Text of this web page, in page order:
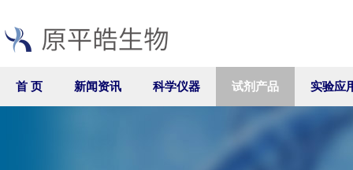
首 页 新闻资讯 科学仪器 试剂产品 实验应